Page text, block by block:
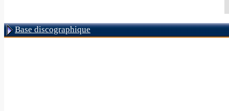
Base discographique